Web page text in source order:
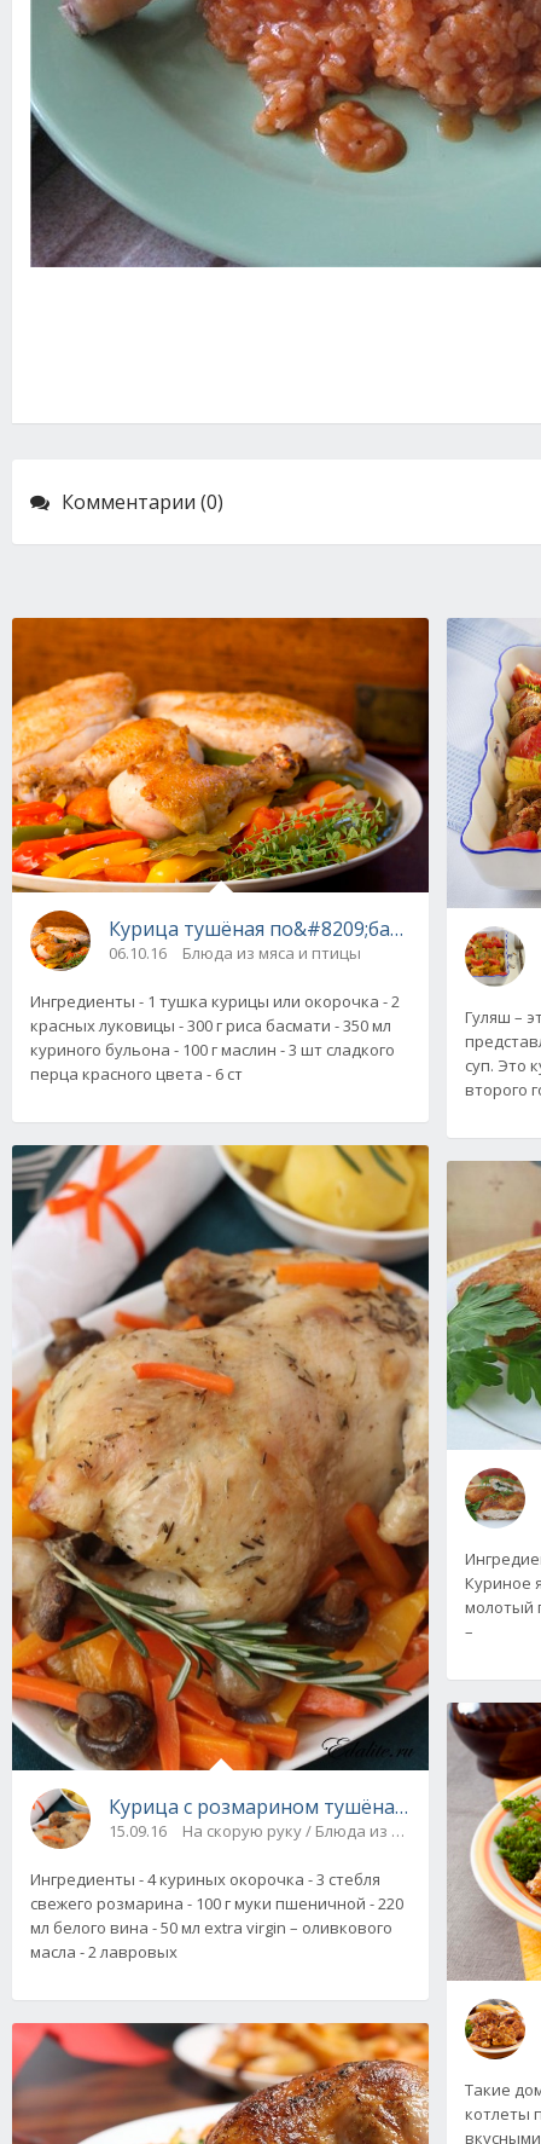
Комментарии (0)
Курица тушёная по&#8209;баскски
06.10.16 Блюда из мяса и птицы
Ингредиенты - 1 тушка курицы или окорочка - 2
красных луковицы - 300 г риса басмати - 350 мл
куриного бульона - 100 г маслин - 3 шт сладкого
перца красного цвета - 6 ст
Курица с розмарином тушёная в духовке:
15.09.16 На скорую руку / Блюда из мяса и птицы
Ингредиенты - 4 куриных окорочка - 3 стебля
свежего розмарина - 100 г муки пшеничной - 220
мл белого вина - 50 мл extra virgin – оливкового
масла - 2 лавровых
Гуляш –
суп. Это
второго
Куриное
молотый
–
Такие
котлеты